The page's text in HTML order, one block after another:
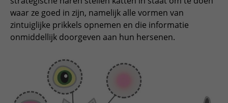
waar ze goed in zijn, namelijk alle vormen van
zintuiglijke prikkels opnemen en die informatie
onmiddellijk doorgeven aan hun hersenen.